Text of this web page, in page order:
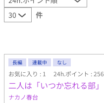
件
長編 連載中 なし
お気に入り : 1 24h.ポイント : 256
二人は「いつか忘れる部」
ナカノ春台